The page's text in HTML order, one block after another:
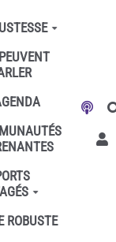
ROBUSTE